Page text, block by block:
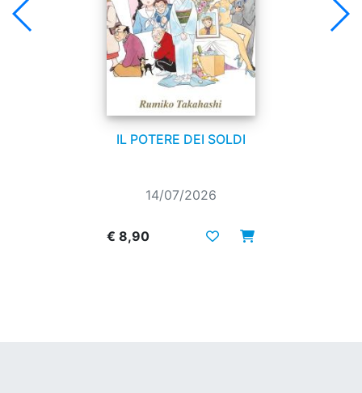
IL POTERE DEI SOLDI
14/07/2026
€ 8,90